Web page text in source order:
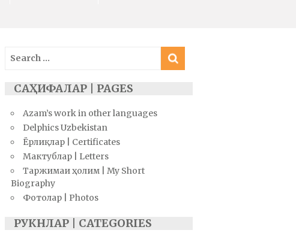
Search
for:
САҲИФАЛАР | PAGES
Azam’s work in other languages
Delphics Uzbekistan
Ёрлиқлар | Certificates
Мактублар | Letters
Таржимаи ҳолим | My Short
Biography
Фотолар | Photos
РУКНЛАР | CATEGORIES